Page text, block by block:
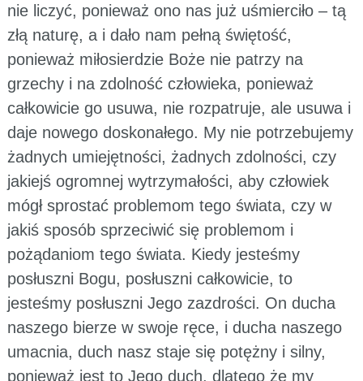
nie liczyć, ponieważ ono nas już uśmierciło – tą
złą naturę, a i dało nam pełną świętość,
ponieważ miłosierdzie Boże nie patrzy na
grzechy i na zdolność człowieka, ponieważ
całkowicie go usuwa, nie rozpatruje, ale usuwa i
daje nowego doskonałego. My nie potrzebujemy
żadnych umiejętności, żadnych zdolności, czy
jakiejś ogromnej wytrzymałości, aby człowiek
mógł sprostać problemom tego świata, czy w
jakiś sposób sprzeciwić się problemom i
pożądaniom tego świata. Kiedy jesteśmy
posłuszni Bogu, posłuszni całkowicie, to
jesteśmy posłuszni Jego zazdrości. On ducha
naszego bierze w swoje ręce, i ducha naszego
umacnia, duch nasz staje się potężny i silny,
ponieważ jest to Jego duch, dlatego że my